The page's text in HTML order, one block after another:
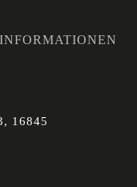
16845